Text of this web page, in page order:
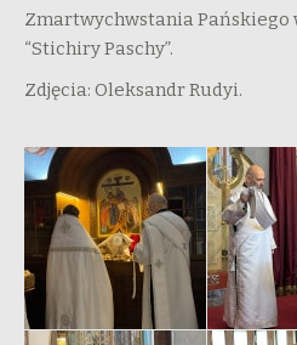
Zmartwychwstania Pańskiego
“Stichiry Paschy”.
Zdjęcia: Oleksandr Rudyi.